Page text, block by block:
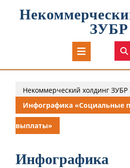
ЗУБР
Некоммерческий холдинг ЗУБР
Инфографика «Социальные
выплаты»
Инфографика